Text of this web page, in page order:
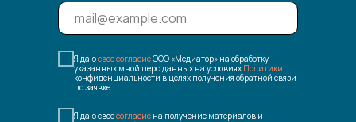
Я даюсвое согласиеООО «Медиатор» на обработку
указанных мной перс.данных на условиях Политики
конфиденциальности в целях получения обратной связи
по заявке.
Я даю своесогласие на получение материалов и